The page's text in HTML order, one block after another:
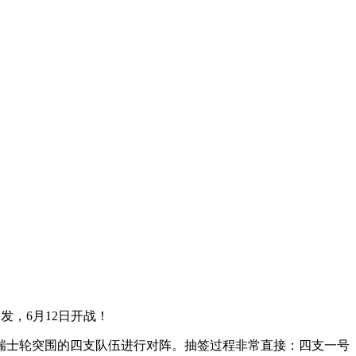
，6月12日开战！
轮突围的四支队伍进行对阵。抽签过程非常直接：四支一号